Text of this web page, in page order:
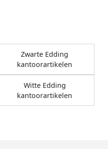
Zwarte Edding
kantoorartikelen
Witte Edding
kantoorartikelen